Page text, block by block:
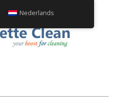
Nederlands